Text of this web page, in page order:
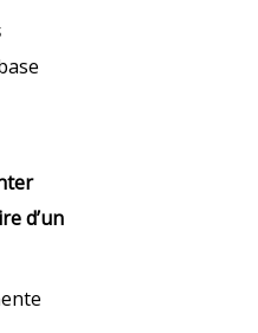
d’un